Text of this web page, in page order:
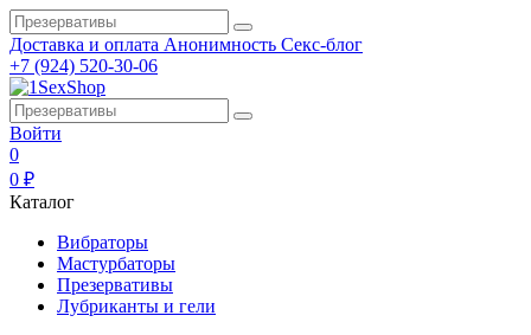
Доставка и оплата Анонимность Секс-блог
+7 (924) 520-30-06
Войти
0
0 ₽
Каталог
Вибраторы
Мастурбаторы
Презервативы
Лубриканты и гели